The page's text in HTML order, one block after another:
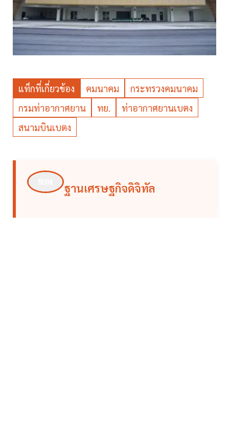
แท็กที่เกี่ยวข้อง คมนาคม
กระทรวงคมนาคม
กรมท่าอากาศยาน
ทย.
ท่าอากาศยานเบตง
สนามบินเบตง
ฐานเศรษฐกิจดิจิทัล